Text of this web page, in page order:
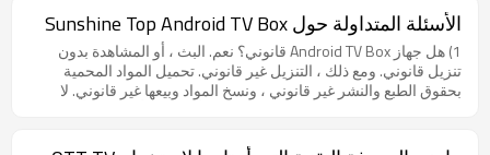
خلال واجهة يمكن التعرف عليها وسهلة الاستخدام. ما هو Android TV
box: صندوق Android TV هو ببساطة صندوق تلفزيون يعمل بنظام
التشغيل Android. هذا هو نفس نظام التشغيل الذي يعمل على هاتفك
الذكي وجهازك اللوحي وملايين الأجهزة الأخرى في جميع أنحاء العالم.
سيحول Android Box أي تلفزيون إلى تلفزيون ذكي حيث يمكنك دفق
الأسئلة المتداولة حول Sunshine Top Android TV Box
1) هل جهاز Android TV Box قانوني؟ نعم. البث ، أو المشاهدة بدون
تنزيل قانوني. ومع ذلك ، التنزيل غير قانوني. تحميل المواد المحمية
بحقوق الطبع والنشر غير قانوني ، ونسخ المواد وبيعها غير قانوني. لا
صندوق Android TV الخاص بنا إلا بمواقع الويب ويقوم ببث البيانات